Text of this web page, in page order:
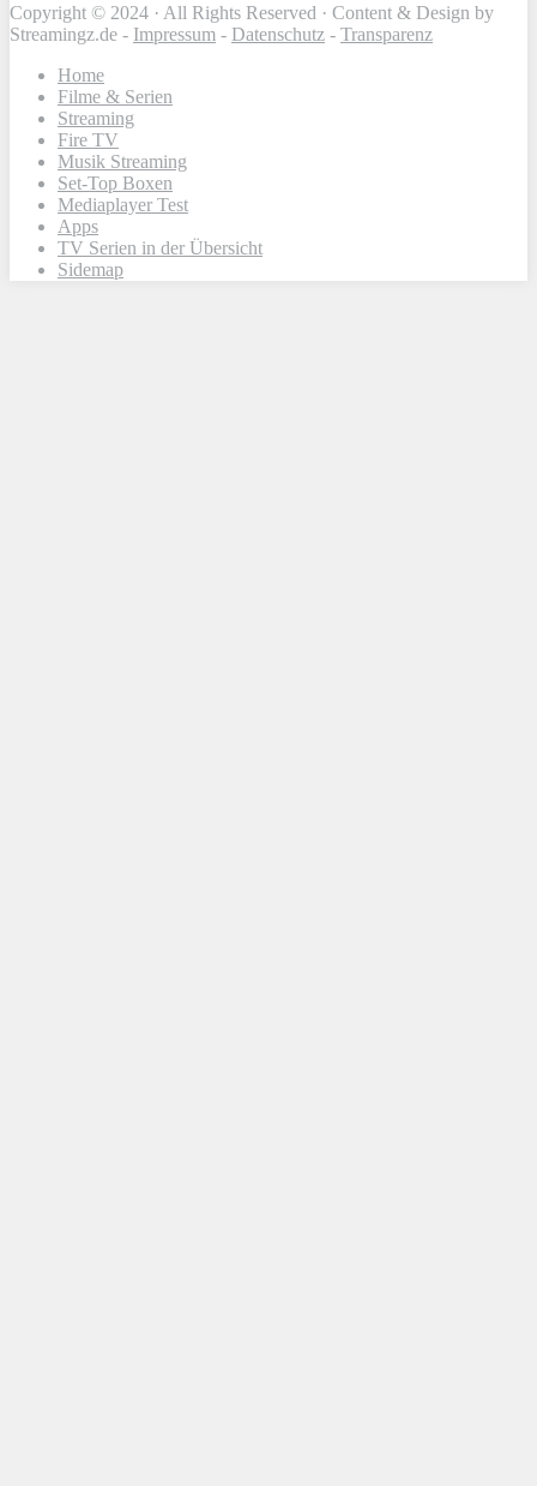
Copyright © 2024 · All Rights Reserved · Content & Design by
Streamingz.de - Impressum - Datenschutz - Transparenz
Home
Filme & Serien
Streaming
Fire TV
Musik Streaming
Set-Top Boxen
Mediaplayer Test
Apps
TV Serien in der Übersicht
Sidemap